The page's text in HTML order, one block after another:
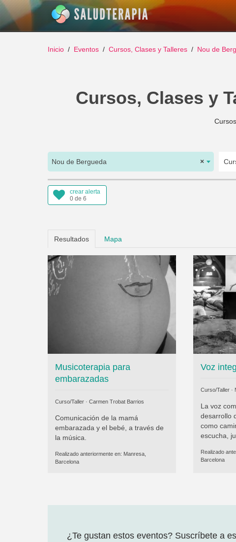
Inicio Eventos Cursos, Clases y Talleres Nou de
Cursos, Clases y
×
Nou de Bergueda
crear alerta
0 de 6
Resultados Mapa
Musicoterapia para
embarazadas
Curso/Taller · Carmen Trobat Barrios
Comunicación de la mamá
embarazada y el bebé, a través de
la música.
Realizado anteriormente en: Manresa,
Barcelona
Voz
Curso/Taller ·
La voz
desarrollo
como
escucha,
Realizado
Barcelona
¿Te gustan estos eventos? Suscríbete a